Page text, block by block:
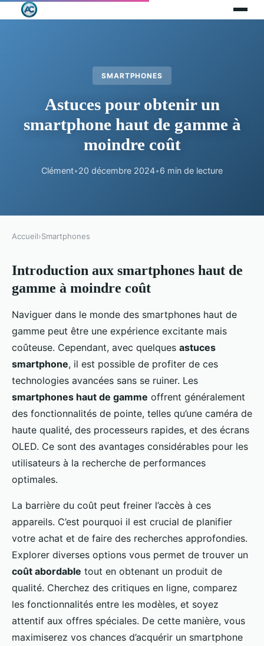
SMARTPHONES
Astuces pour obtenir un
smartphone haut de gamme à
moindre coût
Clément•20 décembre 2024•6 min de lecture
Accueil›Smartphones
Introduction aux smartphones haut de
gamme à moindre coût
Naviguer dans le monde des smartphones haut de
gamme peut être une expérience excitante mais
coûteuse. Cependant, avec quelques astuces
smartphone, il est possible de profiter de ces
technologies avancées sans se ruiner. Les
smartphones haut de gamme offrent généralement
des fonctionnalités de pointe, telles qu’une caméra de
haute qualité, des processeurs rapides, et des écrans
OLED. Ce sont des avantages considérables pour les
utilisateurs à la recherche de performances
optimales.
La barrière du coût peut freiner l’accès à ces
appareils. C’est pourquoi il est crucial de planifier
votre achat et de faire des recherches approfondies.
Explorer diverses options vous permet de trouver un
coût abordable tout en obtenant un produit de
qualité. Cherchez des critiques en ligne, comparez
les fonctionnalités entre les modèles, et soyez
attentif aux offres spéciales. De cette manière, vous
maximiserez vos chances d’acquérir un smartphone